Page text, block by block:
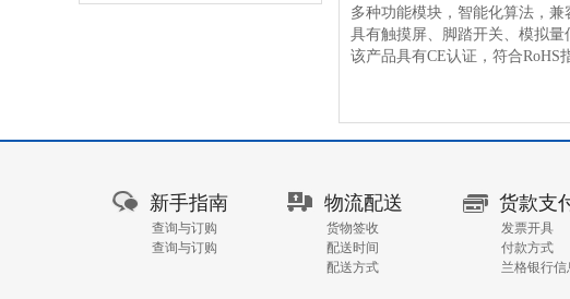
多种功能模块，智能化算法，
具有触摸屏、脚踏开关、模拟量
该产品具有CE认证，符合RoHS
新手指南
查询与订购
查询与订购
物流配送
货物签收
配送时间
配送方式
货款支
发票开具
付款方式
兰格银行信